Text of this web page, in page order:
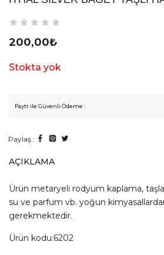
200,00₺
Stokta yok
Paytr ile Güvenli Ödeme :
Paylaş :
AÇIKLAMA
Ürün metaryeli rodyum kaplama,
su ve parfum vb. yoğun
gerekmektedir.
Ürün kodu:6202